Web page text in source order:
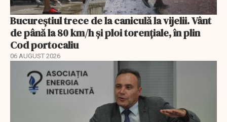
Bucureștiul trece de la caniculă la vijelii. Vânt
de până la 80 km/h și ploi torențiale, în plin
Cod portocaliu
06 AUGUST 2026